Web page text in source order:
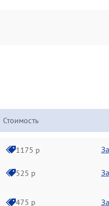
Стоимость
1175 р
525 р
475 р